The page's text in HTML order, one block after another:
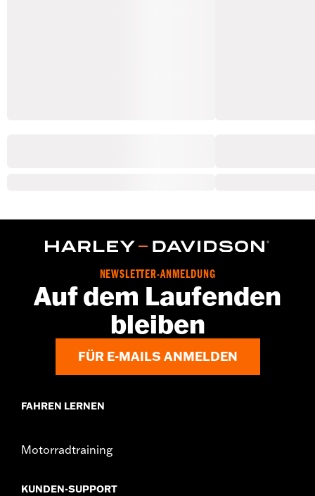
NEWSLETTER-ANMELDUNG
Auf dem Laufenden
bleiben
FÜR E-MAILS ANMELDEN
FAHREN LERNEN
Motorradtraining
KUNDEN-SUPPORT